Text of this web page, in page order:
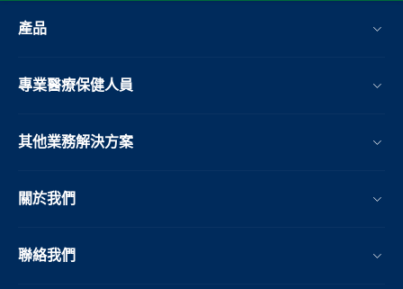
產品
專業醫療保健人員
其他業務解決方案​
關於我們
聯絡我們